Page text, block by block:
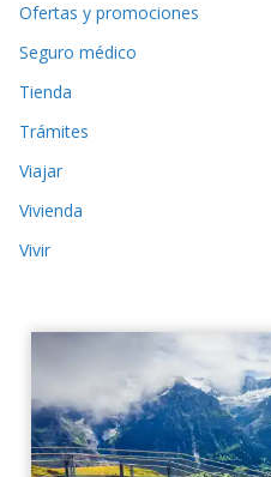
Ofertas y promociones
Seguro médico
Tienda
Trámites
Viajar
Vivienda
Vivir